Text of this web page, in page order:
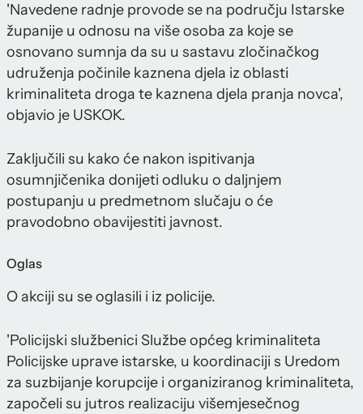
'Navedene radnje provode se na području Istarske
županije u odnosu na više osoba za koje se
osnovano sumnja da su u sastavu zločinačkog
udruženja počinile kaznena djela iz oblasti
kriminaliteta droga te kaznena djela pranja novca',
objavio je USKOK.
Zaključili su kako će nakon ispitivanja
osumnjičenika donijeti odluku o daljnjem
postupanju u predmetnom slučaju o će
pravodobno obavijestiti javnost.
Oglas
O akciji su se oglasili i iz policije.
'Policijski službenici Službe općeg kriminaliteta
Policijske uprave istarske, u koordinaciji s Uredom
za suzbijanje korupcije i organiziranog kriminaliteta,
započeli su jutros realizaciju višemjesečnog